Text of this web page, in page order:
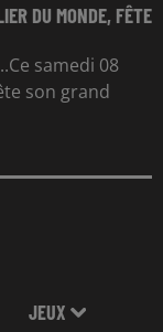
DU MONDE, FÊTE
samedi 08
son grand
JEUX